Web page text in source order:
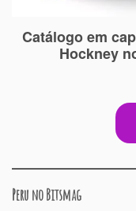
Peru no Bitsmag